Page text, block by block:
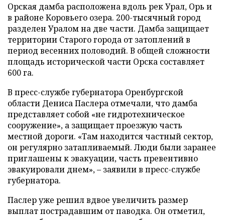
Орская дамба расположена вдоль рек Урал, Орь и
в районе Коровьего озера. 200-тысячный город
разделен Уралом на две части. Дамба защищает
территории Старого города от затоплений в
период весенних половодий. В общей сложности
площадь исторической части Орска составляет
600 га.
В пресс-службе губернатора Оренбургской
области Дениса Паслера отмечали, что дамба
представляет собой «не гидротехническое
сооружение», а защищает проезжую часть
местной дороги. «Там находится частный сектор,
он регулярно затапливаемый. Люди были заранее
приглашены к эвакуации, часть превентивно
эвакуировали днем», – заявили в пресс-службе
губернатора.
Паслер уже решил вдвое увеличить размер
выплат пострадавшим от паводка. Он отметил,